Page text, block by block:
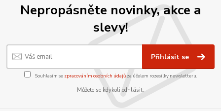
Nepropásněte novinky, akce a
slevy!
Přihlásit se
Souhlasím se zpracováním osobních údajůza účelem rozesílky newsletteru.
Můžete se kdykoli odhlásit.